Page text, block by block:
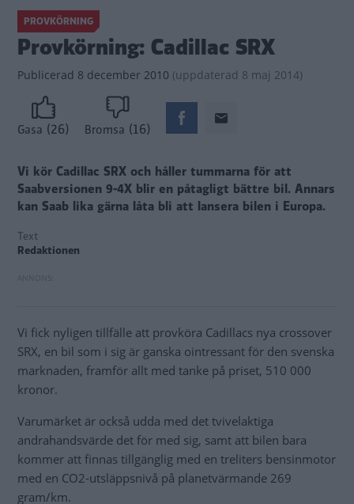
PROVKÖRNING
Provkörning: Cadillac SRX
Publicerad 8 december 2010 (uppdaterad 8 maj 2014)
Gasa (26) Bromsa (16)
Vi kör Cadillac SRX och håller tummarna för att
Saabversionen 9-4X blir en påtagligt bättre bil. Annars
kan Saab lika gärna låta bli att lansera bilen i Europa.
Text
Redaktionen
Vi fick nyligen tillfälle att provköra Cadillacs nya crossover
SRX, en bil som i sig är ganska ointressant för den svenska
marknaden, framför allt med tanke på priset, 510 000
kronor.
Varumärket är också udda med det tvivelaktiga
andrahandsvärde det för med sig, samt att bilen bara
kommer att finnas tillgänglig med en treliters bensinmotor
med en CO2-utsläppsnivå på planetvärmande 269
gram/km.